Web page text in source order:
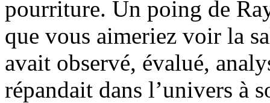
pourriture. Un poing de
que vous aimeriez voir la
avait observé, évalué,
répandait dans l’univers à